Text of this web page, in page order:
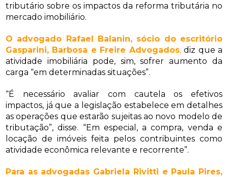
tributário sobre os impactos da reforma tributária no
mercado imobiliário.
O advogado Rafael Balanin, sócio do escritório
Gasparini, Barbosa e Freire Advogados,diz que a
atividade imobiliária pode, sim, sofrer aumento da
carga “em determinadas situações”.
“É necessário avaliar com cautela os efetivos
impactos, já que a legislação estabelece em detalhes
as operações que estarão sujeitas ao novo modelo de
tributação”, disse. “Em especial, a compra, venda e
locação de imóveis feita pelos contribuintes como
atividade econômica relevante e recorrente”.
Para as advogadas Gabriela Rivitti e Paula Pires,